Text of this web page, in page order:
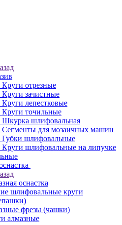
Круги отрезные
Круги зачистные
Круги лепестковые
Круги точильные
Шкурка шлифовальная
Сегменты для мозаичных машин
Губки шлифовальные
Круги шлифовальные на липучке
оснастка
шлифовальные круги
фрезы (чашки)
алмазные